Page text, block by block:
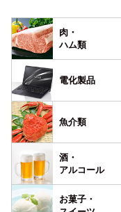
肉・
ハム類
電化製品
魚介類
酒・
アルコール
お菓子・